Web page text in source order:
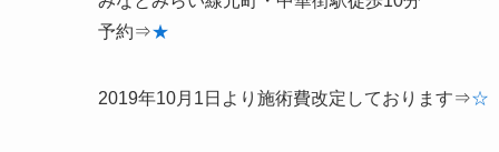
予約⇒★
2019年10月1日より施術費改定しております⇒☆